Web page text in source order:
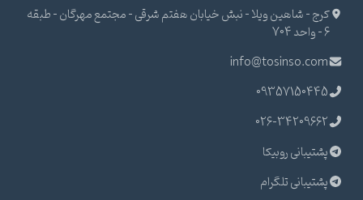
کرج - شاهین ویلا - نبش خیابان هفتم شرقی - مجتمع مهرگان - طبقه
6 - واحد 704
info@tosinso.com
09357150445
026-34209662
پشتیبانی روبیکا
پشتیبانی تلگرام